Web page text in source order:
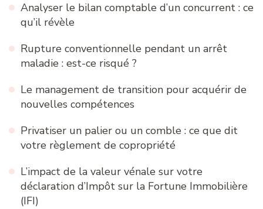
Analyser le bilan comptable d’un concurrent : ce
qu’il révèle
Rupture conventionnelle pendant un arrêt
maladie : est-ce risqué ?
Le management de transition pour acquérir de
nouvelles compétences
Privatiser un palier ou un comble : ce que dit
votre règlement de copropriété
L’impact de la valeur vénale sur votre
déclaration d’Impôt sur la Fortune Immobilière
(IFI)